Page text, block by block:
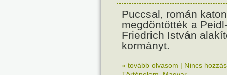
Puccsal, román
megdöntötték a
Friedrich István
kormányt.
» tovább olvasom | Nincs